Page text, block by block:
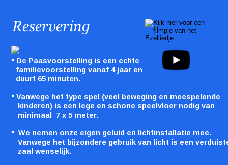
* De Paasvoorstelling is een echte
familievoorstelling vanaf 4 jaar en
duurt 65 minuten.
* Vanwege het type spel (veel beweging en meespelende
kinderen) is een lege en schone speelvloer nodig van
minimaal  7 x 5 meter.
*  We nemen onze eigen geluid en lichtinstallatie mee.
Vanwege het bijzondere gebruik van licht is een
zaal wenselijk.
Reservering